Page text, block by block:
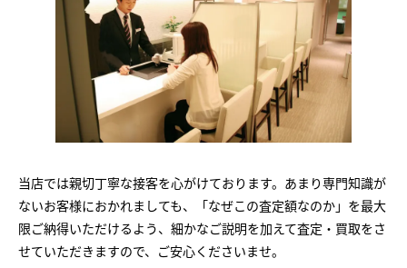
当店では親切丁寧な接客を心がけております。あまり専門知識が
ないお客様におかれましても、「なぜこの査定額なのか」を最大
限ご納得いただけるよう、細かなご説明を加えて査定・買取をさ
せていただきますので、ご安心くださいませ。